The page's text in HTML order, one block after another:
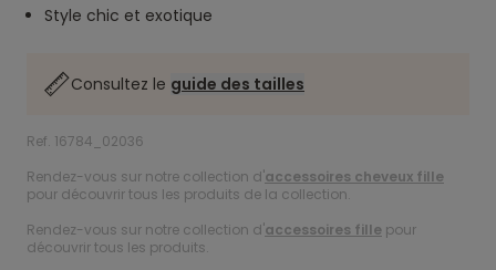
Style chic et exotique
Consultez le guide des tailles
Ref. 16784_02036
Rendez-vous sur notre collection d'accessoires cheveux fille
pour découvrir tous les produits de la collection.
Rendez-vous sur notre collection d'accessoires fille pour
découvrir tous les produits.